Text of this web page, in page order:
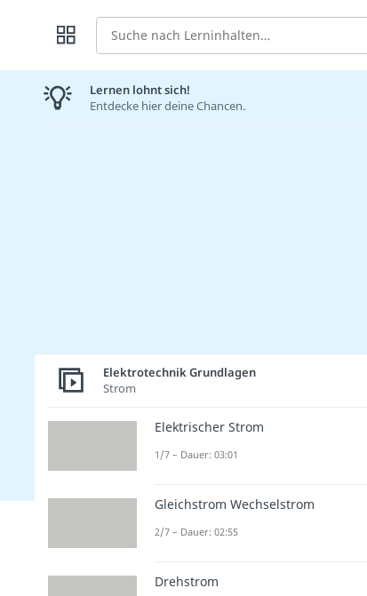
Suche
Lernen lohnt sich!
Entdecke hier deine Chancen.
Elektrotechnik Grundlagen
Strom
Elektrischer Strom
1/7 – Dauer: 03:01
Gleichstrom Wechselstrom
2/7 – Dauer: 02:55
Drehstrom